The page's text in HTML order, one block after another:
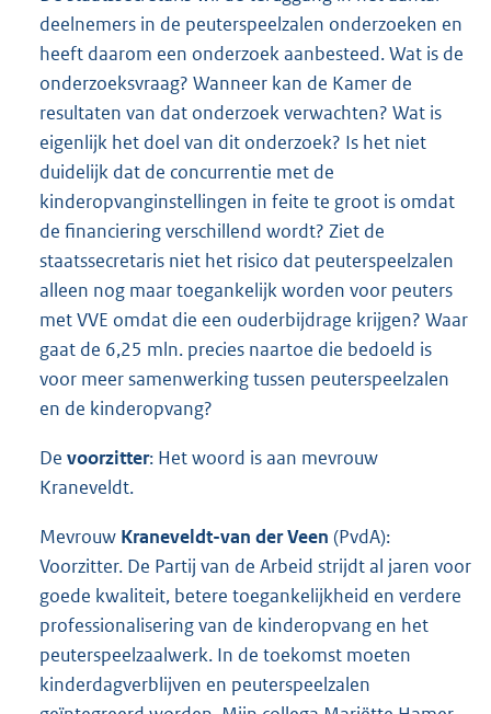
deelnemers in de peuterspeelzalen onderzoeken en
heeft daarom een onderzoek aanbesteed. Wat is de
onderzoeksvraag? Wanneer kan de Kamer de
resultaten van dat onderzoek verwachten? Wat is
eigenlijk het doel van dit onderzoek? Is het niet
duidelijk dat de concurrentie met de
kinderopvanginstellingen in feite te groot is omdat
de financiering verschillend wordt? Ziet de
staatssecretaris niet het risico dat peuterspeelzalen
alleen nog maar toegankelijk worden voor peuters
met VVE omdat die een ouderbijdrage krijgen? Waar
gaat de 6,25 mln. precies naartoe die bedoeld is
voor meer samenwerking tussen peuterspeelzalen
en de kinderopvang?
De voorzitter: Het woord is aan mevrouw
Kraneveldt.
Mevrouw Kraneveldt-van der Veen (PvdA):
Voorzitter. De Partij van de Arbeid strijdt al jaren voor
goede kwaliteit, betere toegankelijkheid en verdere
professionalisering van de kinderopvang en het
peuterspeelzaalwerk. In de toekomst moeten
kinderdagverblijven en peuterspeelzalen